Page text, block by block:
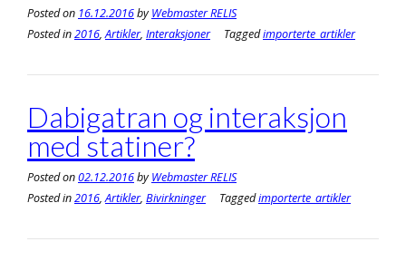
Posted on 16.12.2016byWebmaster RELIS
Posted in2016,Artikler, Interaksjoner Taggedimporterte_artikler
Dabigatran og interaksjon
med statiner?
Posted on02.12.2016byWebmaster RELIS
Posted in2016,Artikler, Bivirkninger Taggedimporterte_artikler